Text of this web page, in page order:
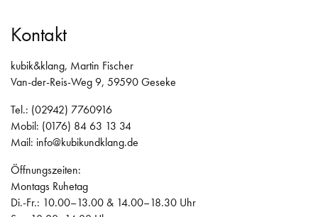
Kontakt
kubik&klang, Martin Fischer
Van-der-Reis-Weg 9, 59590 Geseke
Tel.: (02942) 7760916
Mobil: (0176) 84 63 13 34
Mail: info@kubikundklang.de
Öffnungszeiten:
Montags Ruhetag
Di.-Fr.: 10.00–13.00 & 14.00–18.30 Uhr